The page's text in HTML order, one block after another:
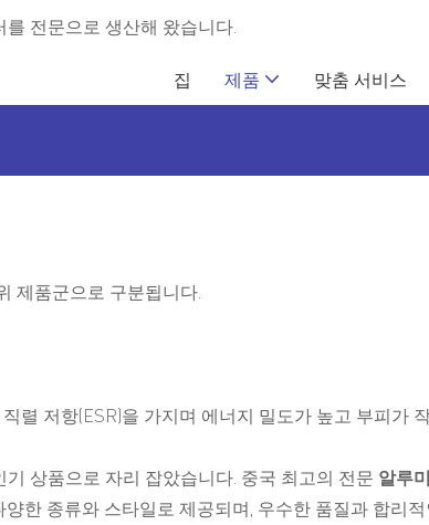
를 전문으로 생산해 왔습니다.
집 제품 맞춤 서비스
제품군으로 구분됩니다.
렬 저항(ESR)을 가지며 에너지 밀도가 높고 부피
기 상품으로 자리 잡았습니다. 중국 최고의 전문 알루
양한 종류와 스타일로 제공되며, 우수한 품질과 합리